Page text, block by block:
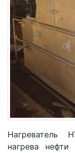
Нагреватель
нагрева